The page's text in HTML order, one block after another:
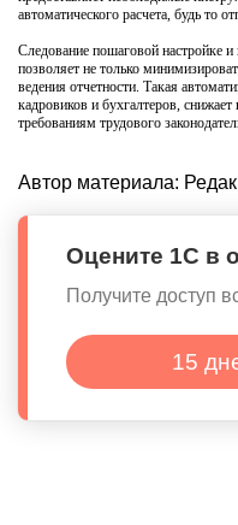
автоматического расчета, будь то
Следование пошаговой настройке
позволяет не только
ведения отчетности. Такая
кадровиков и бухгалтеров, снижает
требованиям трудового
Автор материала:
Оцените 1С в
Получите доступ
15